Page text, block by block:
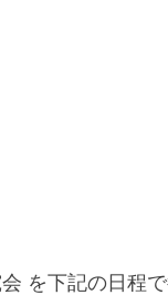
会 を下記の日